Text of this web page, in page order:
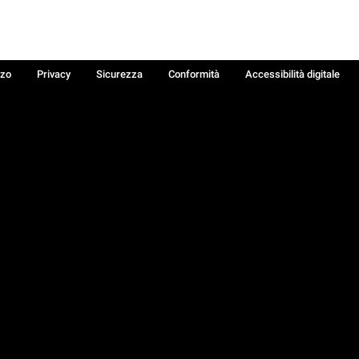
Privacy Sicurezza Conformità
Accessibilità digitale